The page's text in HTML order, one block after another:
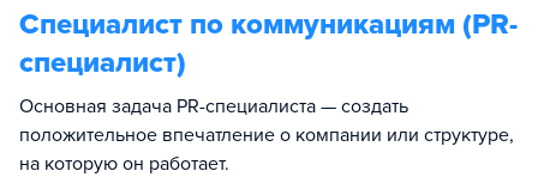
Специалист по коммуникациям (PR-
специалист)
Основная задача PR-специалиста — создать
положительное впечатление о компании или структуре,
на которую он работает.